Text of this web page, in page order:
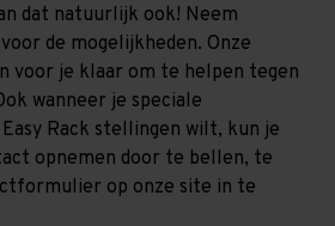
dat natuurlijk ook! Neem
de mogelijkheden. Onze
voor je klaar om te helpen tegen
wanneer je speciale
Rack stellingen wilt, kun je
opnemen door te bellen, te
op onze site in te